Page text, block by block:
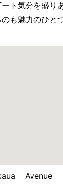
ト気分を盛り
Avenue